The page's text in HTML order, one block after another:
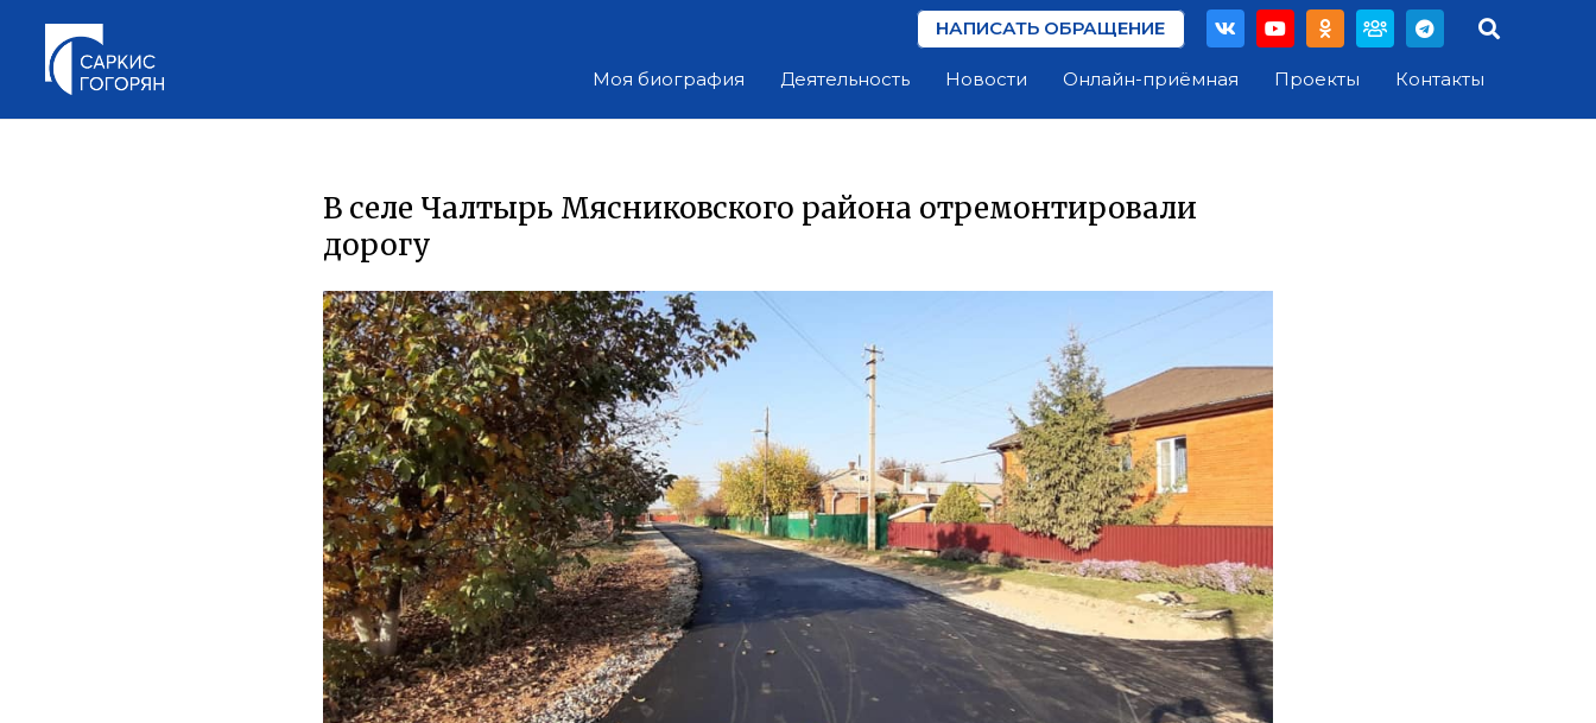
НАПИСАТЬ ОБРАЩЕНИЕ
Моя биография Деятельность Новости Онлайн-приёмная Проекты Контакты
В селе Чалтырь Мясниковского района отремонтировали
дорогу